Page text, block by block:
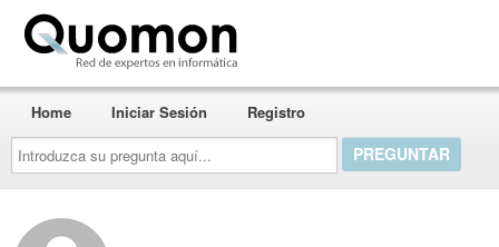
Introduzca
su
pregunta
aquí...
Home Iniciar Sesión Registro